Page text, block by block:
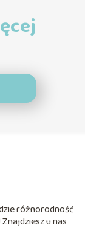
różnorodność
u nas